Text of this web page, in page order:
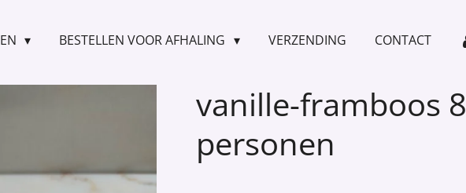
BESTELLEN VOOR AFHALING VERZENDING CONTACT
vanille-framboos 8
personen